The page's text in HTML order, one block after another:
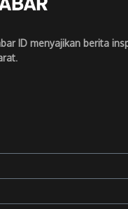
ID menyajikan berita
.